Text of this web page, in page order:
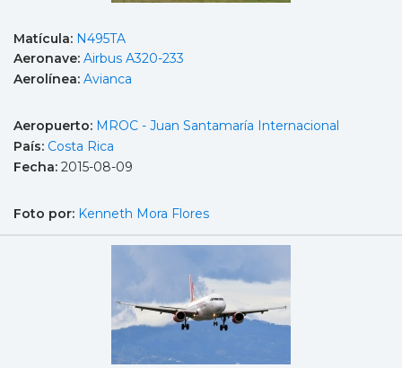
Matícula: N495TA
Aeronave: Airbus A320-233
Aerolínea: Avianca
Aeropuerto: MROC - Juan Santamaría Internacional
País: Costa Rica
Fecha: 2015-08-09
Foto por: Kenneth Mora Flores